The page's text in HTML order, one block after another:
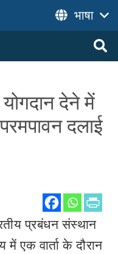
भाषा
देने में
दलाई
प्रबंधन संस्थान
एक वार्ता के दौरान